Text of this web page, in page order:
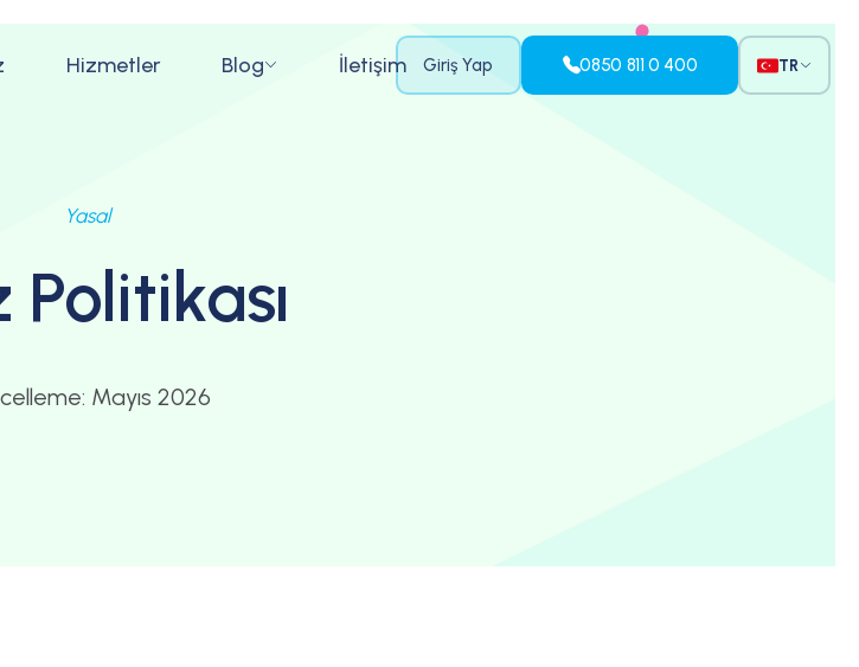
Giriş Yap 0850 811 0 400 TR
Hizmetler Blog İletişim
Yasal
Politikası
Mayıs 2026